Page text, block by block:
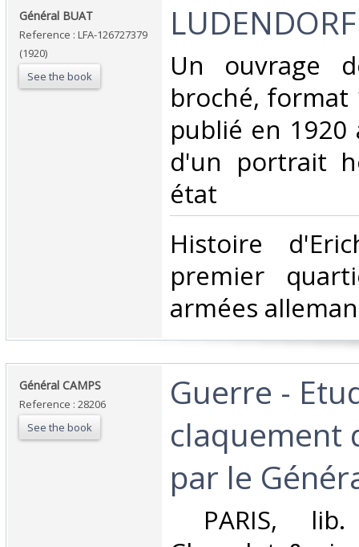
‎Général BUAT‎
Reference : LFA-126727379
(1920)
See the book
‎Un ouvrage
broché, format
publié en 1920
d'un portrait
état‎
‎Histoire
premier
armées
‎Général CAMPS‎
Reference : 28206
See the book
‎Guerre -
claquement
par le
PARIS,